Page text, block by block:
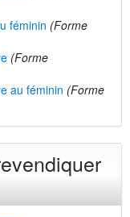
féminin (Forme
(Forme
au féminin (Forme